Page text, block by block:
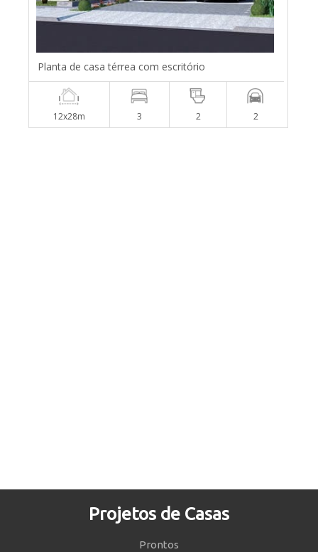
Planta de casa térrea com escritório
12x28m 3 2 2
Projetos de Casas
Prontos